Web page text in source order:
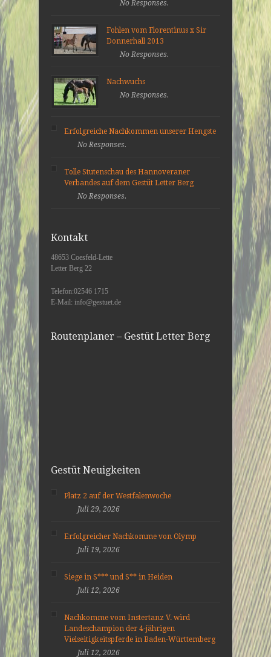
No Responses.
Fohlen vom Florentinus x Sir
Donnerhall 2013
No Responses.
Nachwuchs
No Responses.
Erfolgreiche Nachkommen unserer Hengste
No Responses.
Tolle Stutenschau des Hannoveraner
Verbandes auf dem Gestüt Letter Berg
No Responses.
Kontakt
48653 Coesfeld-Lette
Letter Berg 22
Telefon:02546 1715
E-Mail: info@gestuet.de
Routenplaner – Gestüt Letter Berg
Gestüt Neuigkeiten
Platz 2 auf der Westfalenwoche
Juli 29, 2026
Erfolgreicher Nachkomme von Olymp
Juli 19, 2026
Siege in S*** und S** in Heiden
Juli 12, 2026
Nachkomme vom Instertanz V. wird
Landeschampion der 4-jährigen
Vielseitigkeitspferde in Baden-Württemberg
Juli 12, 2026